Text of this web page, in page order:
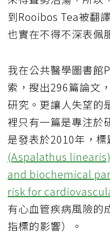
到Rooibos Tea被翻
也實在不得不深表佩
我在公共醫學圖書館
索，搜出296篇論文
研究。更讓人失望的
裡只有一篇是專注於
是發表於2010年，標
(Aspalathus
and biochemical
risk for
有心血管疾病風險的
指標的影響）。